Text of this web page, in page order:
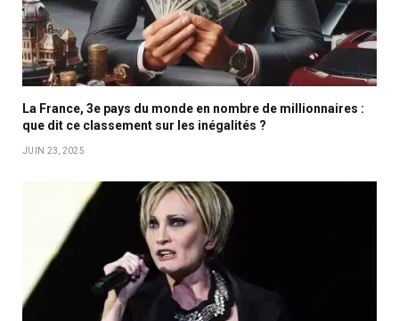
La France, 3e pays du monde en nombre de millionnaires :
que dit ce classement sur les inégalités ?
JUIN 23, 2025